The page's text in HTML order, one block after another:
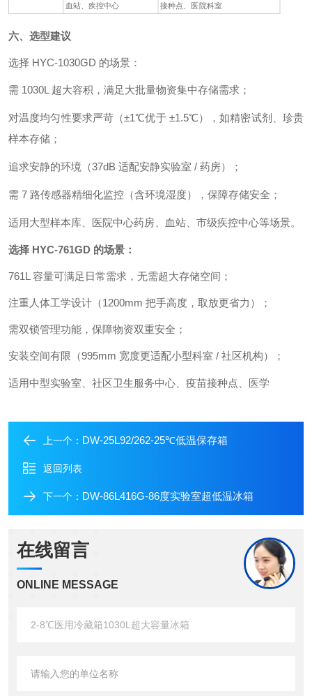
血站、疾控中心 接种点、医院科室
六、选型建议
选择 HYC-1030GD 的场景：
需 1030L 超大容积，满足大批量物资集中存储需求；
对温度均匀性要求严苛（±1℃优于 ±1.5℃），如精密试剂、珍贵
样本存储；
追求安静的环境（37dB 适配安静实验室 / 药房）；
需 7 路传感器精细化监控（含环境湿度），保障存储安全；
适用大型样本库、医院中心药房、血站、市级疾控中心等场景。
选择 HYC-761GD 的场景：
761L 容量可满足日常需求，无需超大存储空间；
注重人体工学设计（1200mm 把手高度，取放更省力）；
需双锁管理功能，保障物资双重安全；
安装空间有限（995mm 宽度更适配小型科室 / 社区机构）；
适用中型实验室、社区卫生服务中心、疫苗接种点、医学
上一个： DW-25L92/262-25℃低温保存箱
返回列表
下一个： DW-86L416G-86度实验室超低温冰箱
在线留言
ONLINE MESSAGE